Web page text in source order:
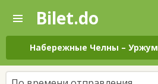
—
Поиск
и
покупка
билетов
на
Bilet.do
Набережные Челны – Уржум